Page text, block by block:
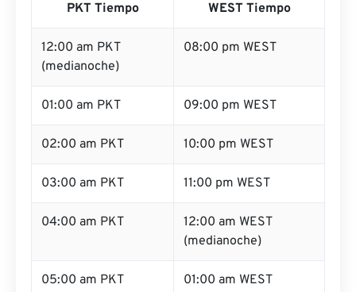
PKT Tiempo WEST Tiempo
12:00 am PKT
(medianoche)
08:00 pm WEST
01:00 am PKT 09:00 pm WEST
02:00 am PKT 10:00 pm WEST
03:00 am PKT 11:00 pm WEST
04:00 am PKT
12:00 am WEST
(medianoche)
05:00 am PKT 01:00 am WEST